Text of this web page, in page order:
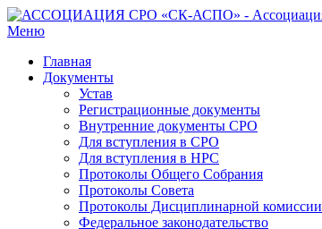
Меню
Главная
Документы
Устав
Регистрационные документы
Внутренние документы СРО
Для вступления в СРО
Для вступления в НРС
Протоколы Общего Собрания
Протоколы Совета
Протоколы Дисциплинарной комиссии
Федеральное законодательство